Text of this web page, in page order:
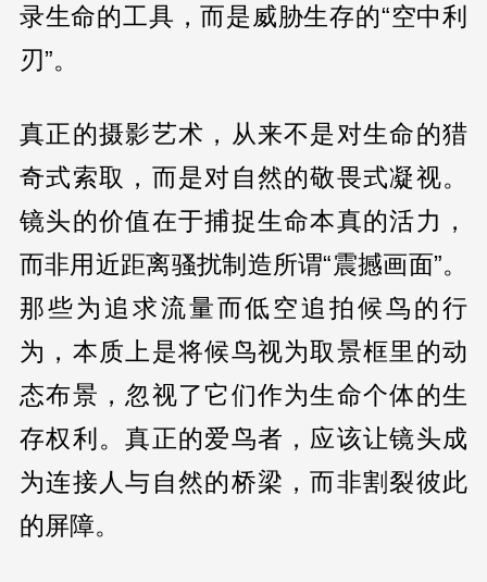
录生命的工具，而是威胁生存的“空中利
刃”。
真正的摄影艺术，从来不是对生命的猎
奇式索取，而是对自然的敬畏式凝视。
镜头的价值在于捕捉生命本真的活力，
而非用近距离骚扰制造所谓“震撼画面”。
那些为追求流量而低空追拍候鸟的行
为，本质上是将候鸟视为取景框里的动
态布景，忽视了它们作为生命个体的生
存权利。真正的爱鸟者，应该让镜头成
为连接人与自然的桥梁，而非割裂彼此
的屏障。